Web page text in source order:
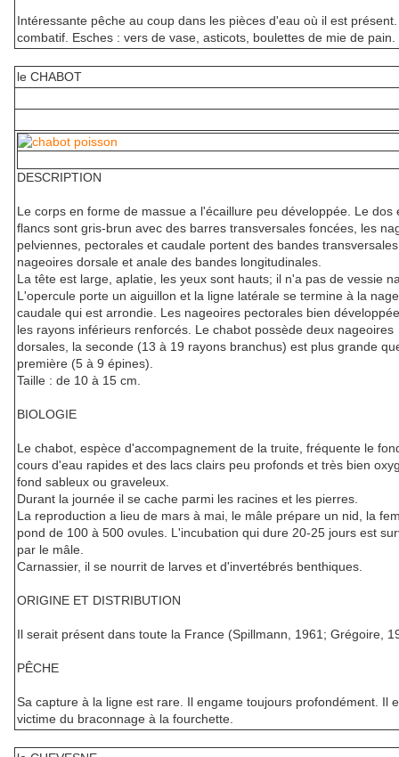
Intéressante pêche au coup dans les pièces d'eau où il est
combatif. Esches : vers de vase, asticots, boulettes de mie de pain.
le CHABOT
DESCRIPTION
Le corps en forme de massue a l'écaillure peu développée. Le dos
flancs sont gris-brun avec des barres transversales foncées, les
pelviennes, pectorales et caudale portent des bandes
nageoires dorsale et anale des bandes longitudinales.
La tête est large, aplatie, les yeux sont hauts; il n'a pas de vessie
L'opercule porte un aiguillon et la ligne latérale se termine à la
caudale qui est arrondie. Les nageoires pectorales bien
les rayons inférieurs renforcés. Le chabot possède deux nageoires
dorsales, la seconde (13 à 19 rayons branchus) est plus grande
première (5 à 9 épines).
Taille : de 10 à 15 cm.
BIOLOGIE
Le chabot, espèce d'accompagnement de la truite, fréquente le
cours d'eau rapides et des lacs clairs peu profonds et très bien
fond sableux ou graveleux.
Durant la journée il se cache parmi les racines et les pierres.
La reproduction a lieu de mars à mai, le mâle prépare un nid, la
pond de 100 à 500 ovules. L'incubation qui dure 20-25 jours est
par le mâle.
Carnassier, il se nourrit de larves et d'invertébrés benthiques.
ORIGINE ET DISTRIBUTION
Il serait présent dans toute la France (Spillmann, 1961; Grégoire,
PÊCHE
Sa capture à la ligne est rare. Il engame toujours profondément. Il
victime du braconnage à la fourchette.